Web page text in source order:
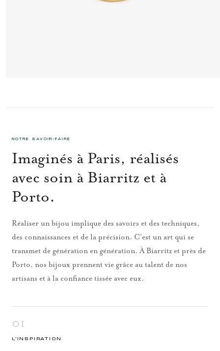
NOTRE SAVOIR-FAIRE
Imaginés à Paris, réalisés
avec soin à Biarritz et à
Porto.
Réaliser un bijou implique des savoirs et des techniques,
des connaissances et de la précision. C’est un art qui se
transmet de génération en génération. À Biarritz et près de
Porto, nos bijoux prennent vie grâce au talent de nos
artisans et à la confiance tissée avec eux.
01
L’INSPIRATION